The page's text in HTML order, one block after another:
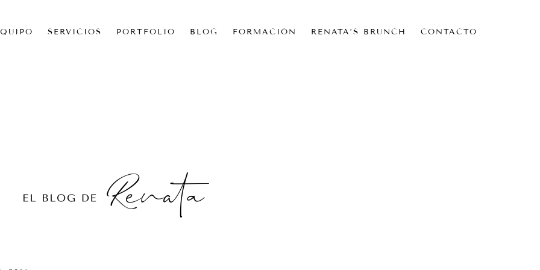
SERVICIOS PORTFOLIO BLOG FORMACIÓN RENATA’S BRUNCH CONTACTO